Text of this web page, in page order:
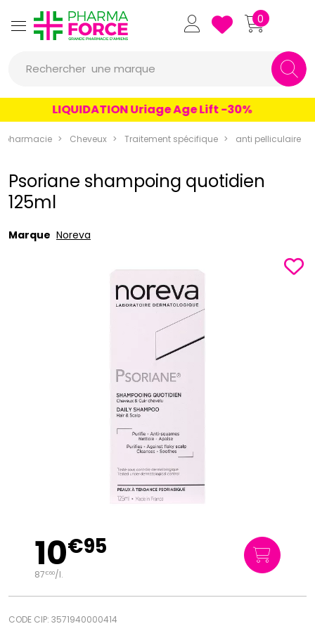
Pharmaforce Grande Pharmacie
0
Rechercher une marque
un produit
LIQUIDATION Uriage Age Lift -30%
Cheveux Traitement spécifique anti pelliculaire
Psoriane shampoing quotidien
125ml
Marque Noreva
10€95
87€60/l.
CODE CIP: 3571940000414